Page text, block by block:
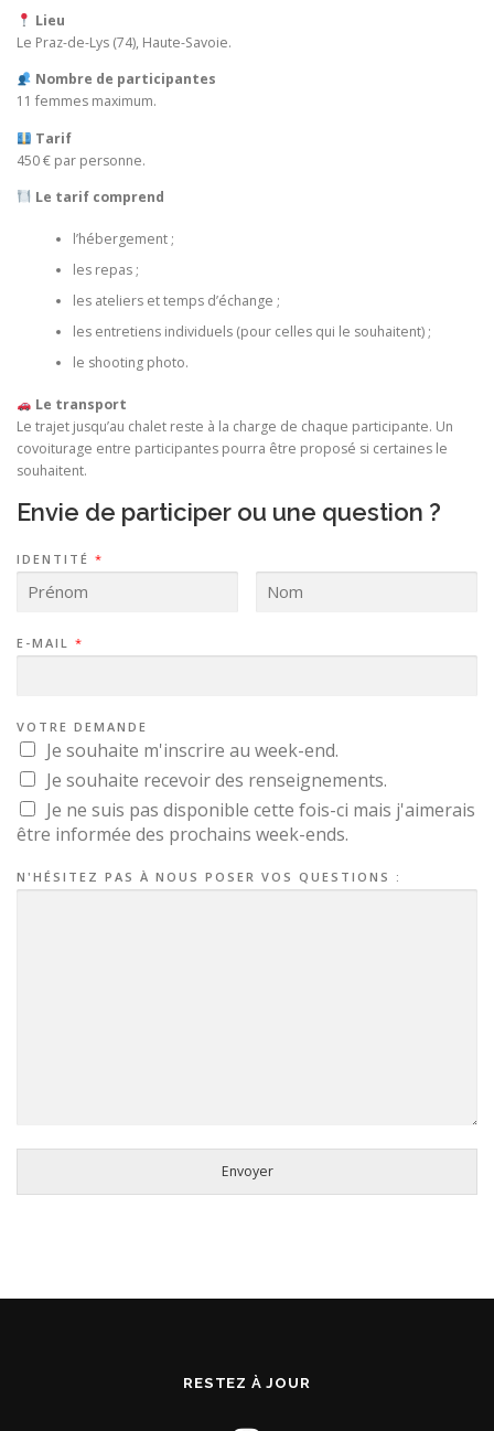
Lieu
Le Praz-de-Lys (74), Haute-Savoie.
Nombre de participantes
11 femmes maximum.
Tarif
450 € par personne.
Le tarif comprend
l’hébergement ;
les repas ;
les ateliers et temps d’échange ;
les entretiens individuels (pour celles qui le souhaitent) ;
le shooting photo.
Le transport
Le trajet jusqu’au chalet reste à la charge de chaque participante. Un
covoiturage entre participantes pourra être proposé si certaines le
souhaitent.
Envie de participer ou une question ?
IDENTITÉ *
E-MAIL *
VOTRE DEMANDE
Je souhaite m'inscrire au week-end.
Je souhaite recevoir des renseignements.
Je ne suis pas disponible cette fois-ci mais j'aimerais
être informée des prochains week-ends.
N'HÉSITEZ PAS À NOUS POSER VOS QUESTIONS :
Envoyer
RESTEZ À JOUR